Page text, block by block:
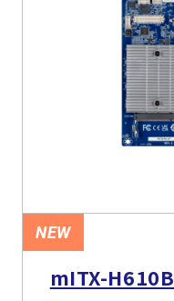
NEW
mITX-H610B